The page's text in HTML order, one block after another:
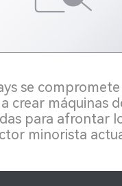
se
crear máquinas
para afrontar
minorista